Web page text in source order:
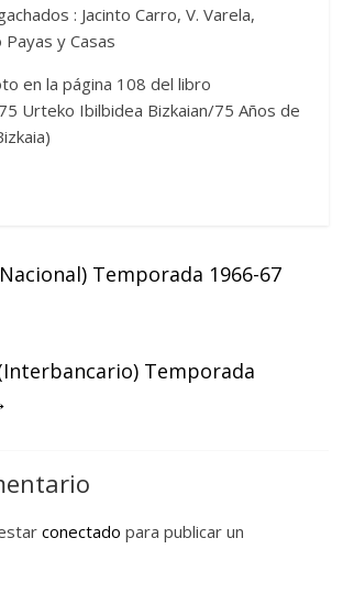
: Jacinto Carro, V. Varela,
Payas y Casas
en la página 108 del libro
Urteko Ibilbidea Bizkaian/75 Años de
Temporada 1966-67
Temporada
conectado para publicar un